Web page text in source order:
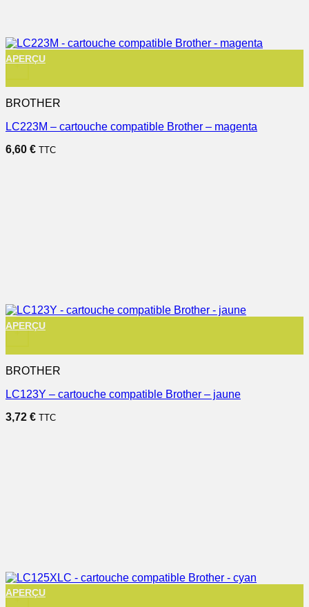
+
APERÇU
BROTHER
LC223M – cartouche compatible Brother – magenta
6,60 € TTC
+
APERÇU
BROTHER
LC123Y – cartouche compatible Brother – jaune
3,72 € TTC
+
APERÇU